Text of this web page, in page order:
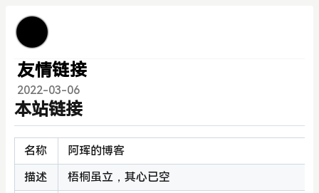
友情链接
2022-03-06
本站链接
名称
阿珲的博客
描述
梧桐虽立，其心已空